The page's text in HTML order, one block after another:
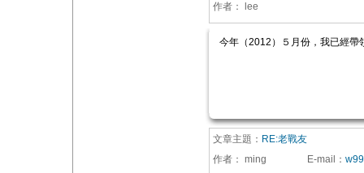
作者：
lee
今年（2012）５月份，我已經帶
文章主題： RE:老戰友
作者： ming E-mail ：